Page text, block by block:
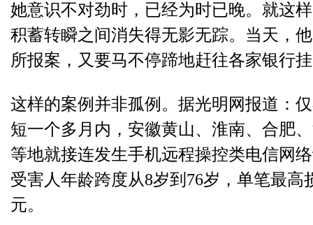
她意识不对劲时，已经为时已晚。就这
积蓄转瞬之间消失得无影无踪。当天，
所报案，又要马不停蹄地赶往各家银行
这样的案例并非孤例。据光明网报道：
短一个多月内，安徽黄山、淮南、合肥
等地就接连发生手机远程操控类电信网
受害人年龄跨度从8岁到76岁，单笔最高
元。